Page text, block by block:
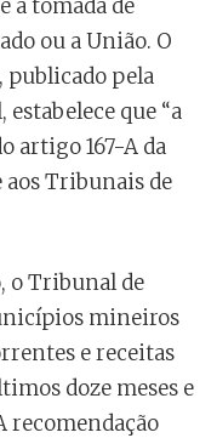
a tomada de
ou a União. O
publicado pela
que “a
artigo 167-A da
aos Tribunais de
o Tribunal de
mineiros
e receitas
doze meses e
recomendação